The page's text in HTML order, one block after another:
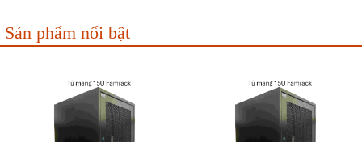
Sản phẩm nổi bật